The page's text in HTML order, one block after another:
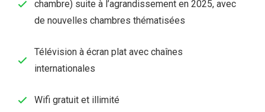
chambre) suite à l’agrandissement en 2025, avec
de nouvelles chambres thématisées
Télévision à écran plat avec chaînes
internationales
Wifi gratuit et illimité